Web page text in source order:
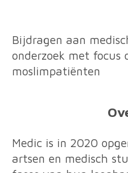
Bijdragen aan
onderzoek met focus
moslimpatiënten
Medic is in 2020
artsen en medisch